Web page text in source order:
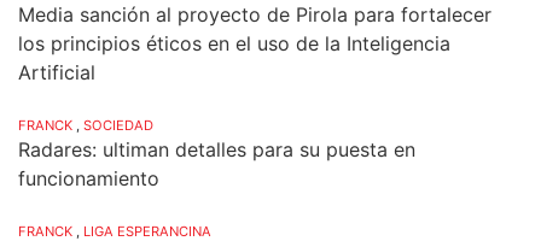
Media sanción al proyecto de Pirola para fortalecer
los principios éticos en el uso de la Inteligencia
Artificial
FRANCK , SOCIEDAD
Radares: ultiman detalles para su puesta en
funcionamiento
FRANCK , LIGA ESPERANCINA